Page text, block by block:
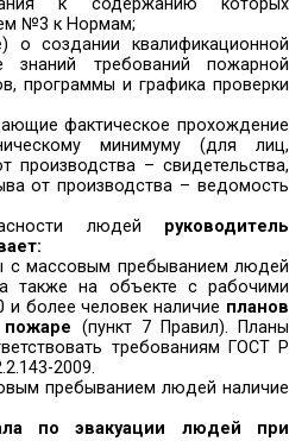
к работе на объекте
мерам пожарной
пожарной
проведения
пожарно-
безопасности
безопасности
работников
МЧС РФ от
устанавливают
инструктажа,
обучению пожарно-
и без отрыва от
должна